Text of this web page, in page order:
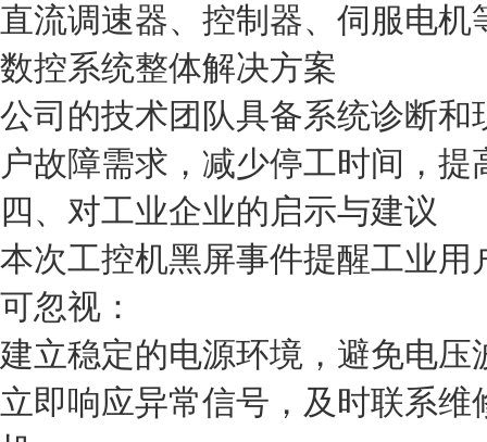
直流调速器、控制器、伺服电机
数控系统整体解决方案
公司的技术团队具备系统诊断
户故障需求，减少停工时间，提
四、对工业企业的启示与建议
本次工控机黑屏事件提醒工业
可忽视：
建立稳定的电源环境，避免电
立即响应异常信号，及时联系